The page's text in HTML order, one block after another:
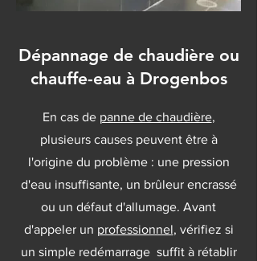
Dépannage de chaudière ou
chauffe-eau à Drogenbos
En cas de panne de chaudière,
plusieurs causes peuvent être à
l'origine du problème : une pression
d'eau insuffisante, un brûleur encrassé
ou un défaut d'allumage. Avant
d'appeler un professionnel, vérifiez si
un simple redémarrage suffit à rétablir